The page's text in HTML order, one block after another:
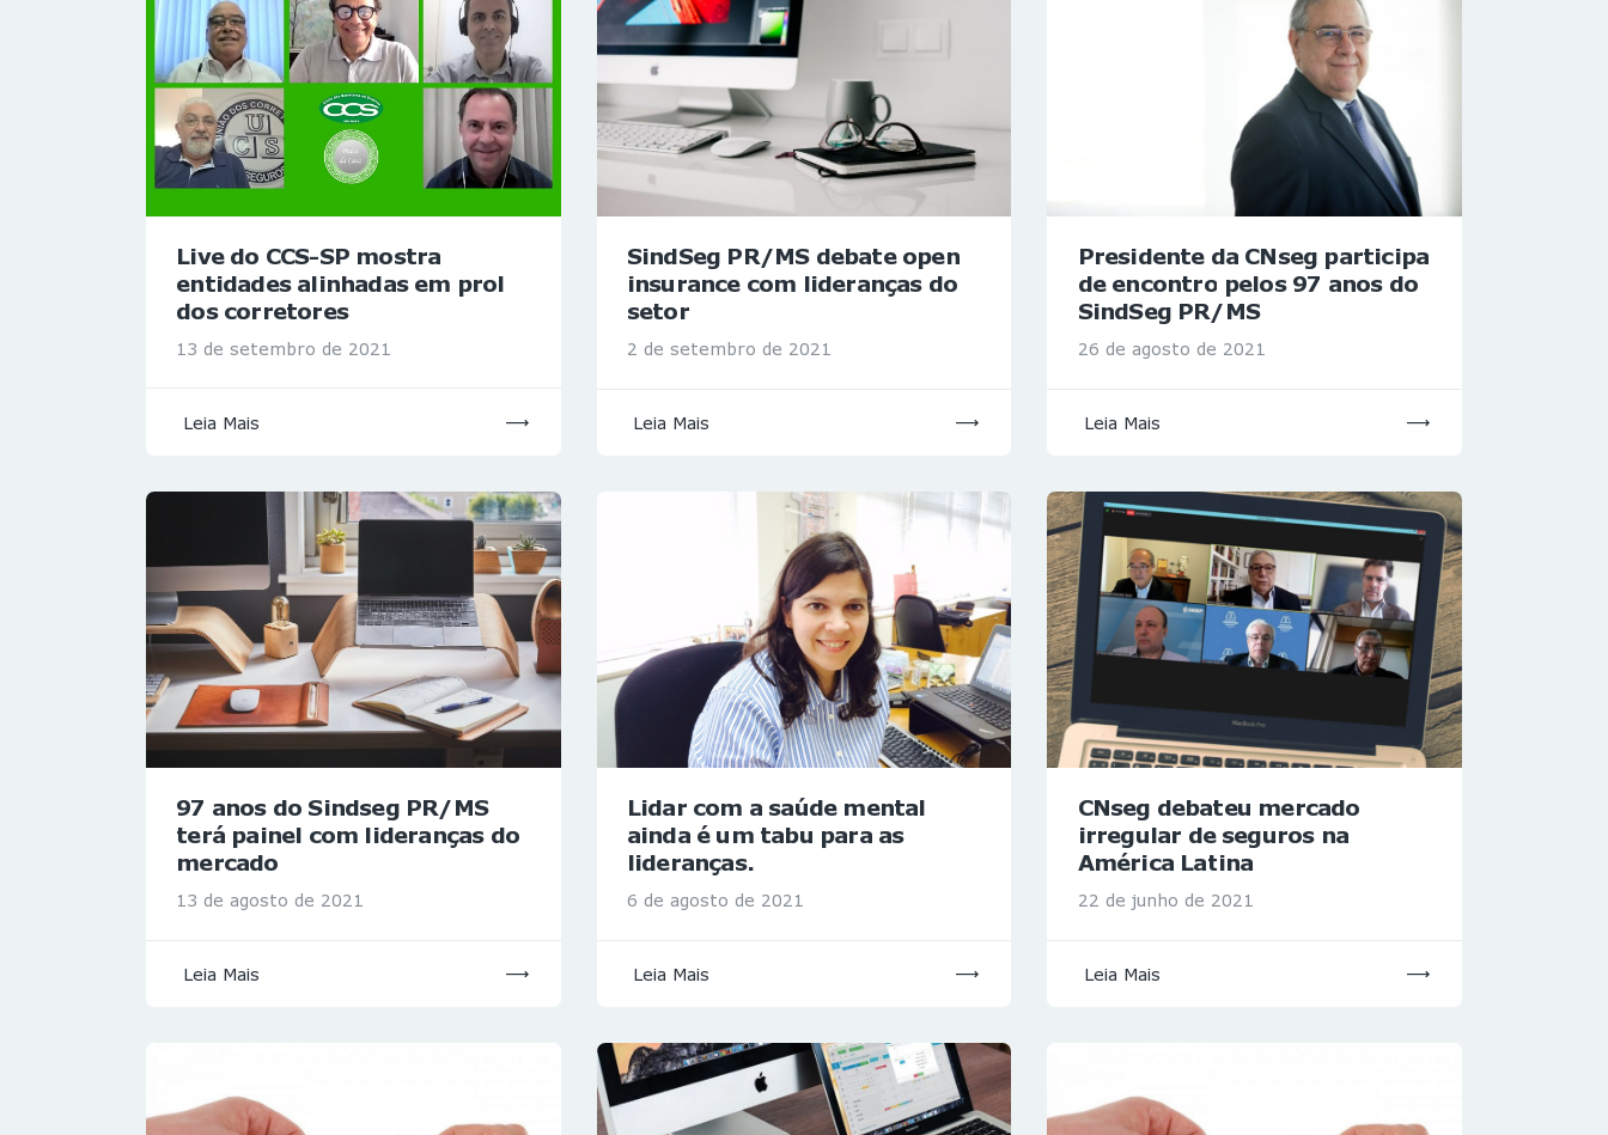
Live do CCS-SP mostra
entidades alinhadas em prol
dos corretores
13 de setembro de 2021
Leia Mais
SindSeg PR/MS debate open
insurance com lideranças do
setor
2 de setembro de 2021
Leia Mais
Presidente da CNseg participa
de encontro pelos 97 anos do
SindSeg PR/MS
26 de agosto de 2021
Leia Mais
97 anos do Sindseg PR/MS
terá painel com lideranças do
mercado
13 de agosto de 2021
Leia Mais
Lidar com a saúde mental
ainda é um tabu para as
lideranças.
6 de agosto de 2021
Leia Mais
CNseg debateu mercado
irregular de seguros na
América Latina
22 de junho de 2021
Leia Mais